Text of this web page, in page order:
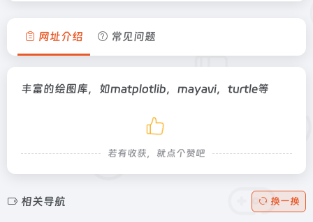
网址介绍 常见问题
丰富的绘图库，如matplotlib，mayavi，turtle等
若有收获，就点个赞吧
相关导航 换一换